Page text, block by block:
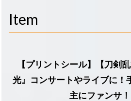
Item
【プリントシール】【刀剣
光』コンサートやライブに！
主にファンサ！